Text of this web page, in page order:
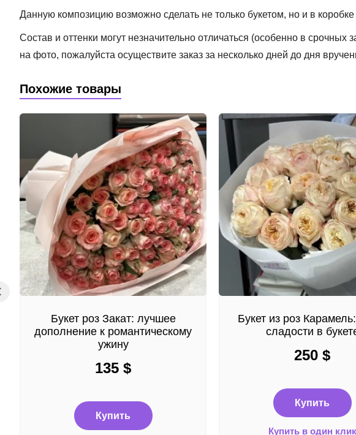
Данную композицию возможно сделать не только букетом, но и в коробке
Состав и оттенки могут незначительно отличаться (особенно в
на фото, пожалуйста осуществите заказ за несколько дней до дня
Похожие товары
Букет роз Закат: лучшее
дополнение к романтическому
ужину
135 $
Купить
Букет из роз
сладости в
250 $
Купить
Купить в один клик